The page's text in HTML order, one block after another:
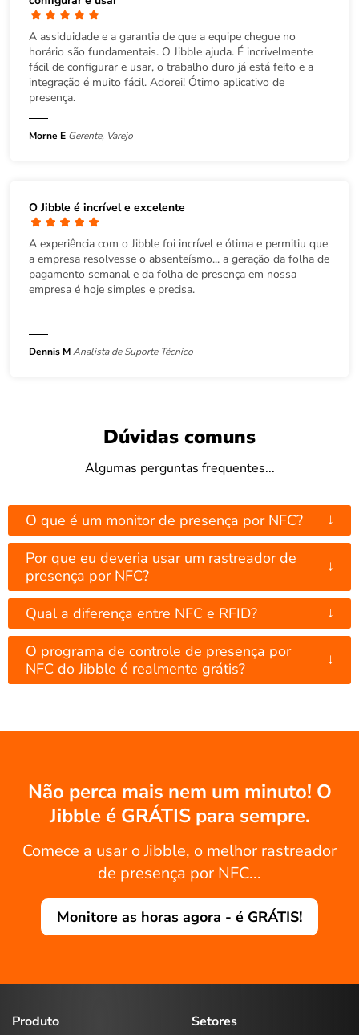
A assiduidade e a garantia de que a equipe chegue no
horário são fundamentais. O Jibble ajuda. É incrivelmente
fácil de configurar e usar, o trabalho duro já está feito e a
integração é muito fácil. Adorei! Ótimo aplicativo de
presença.
Morne E Gerente, Varejo
O Jibble é incrível e excelente
A experiência com o Jibble foi incrível e ótima e permitiu que
a empresa resolvesse o absenteísmo... a geração da folha de
pagamento semanal e da folha de presença em nossa
empresa é hoje simples e precisa.
Dennis MAnalista de Suporte Técnico
Dúvidas comuns
Algumas perguntas frequentes...
O que é um monitor de presença por NFC? ↓
Por que eu deveria usar um rastreador de
presença por NFC?
↓
Qual a diferença entre NFC e RFID? ↓
O programa de controle de presença por
NFC do Jibble é realmente grátis?
↓
Não perca mais nem um minuto! O
Jibble é GRÁTIS para sempre.
Comece a usar o Jibble, o melhor rastreador
de presença por NFC...
Monitore as horas agora - é GRÁTIS!
Produto
Setores